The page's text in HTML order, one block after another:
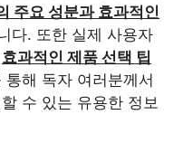
주요 성분과 효과적인
다. 또한 실제 사용자
효과적인 제품 선택 팁
해 독자 여러분께서
수 있는 유용한 정보